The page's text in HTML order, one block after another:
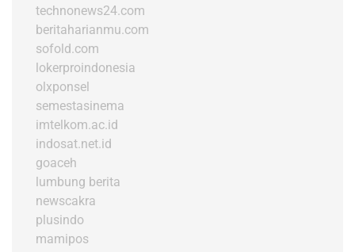
technonews24.com
beritaharianmu.com
sofold.com
lokerproindonesia
olxponsel
semestasinema
imtelkom.ac.id
indosat.net.id
goaceh
lumbung berita
newscakra
plusindo
mamipos